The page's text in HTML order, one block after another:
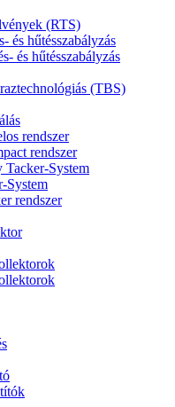
(RTS)
és hűtésszabályzás
és hűtésszabályzás
(TBS)
rendszer
rendszer
System
System
rendszer